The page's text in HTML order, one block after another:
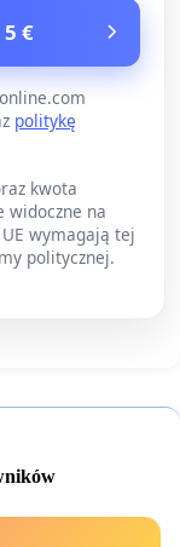
€
politykę
kwota
widoczne na
wymagają tej
politycznej.